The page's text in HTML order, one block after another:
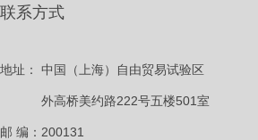
联系方式
地址： 中国（上海）自由贸易试验区
外高桥美约路222号五楼501室
邮 编：200131